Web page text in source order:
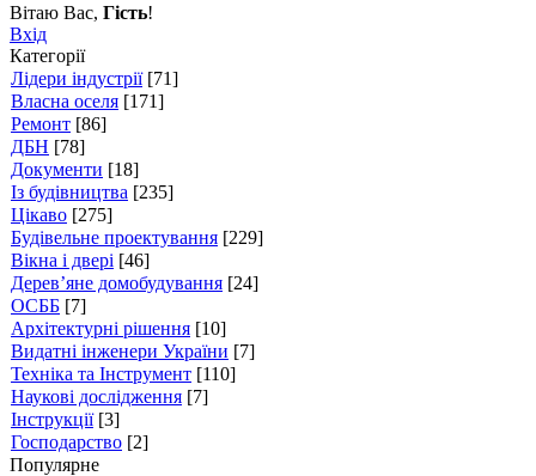
Вітаю Вас, Гість!
Вхід
Категорії
Лідери індустрії [71]
Власна оселя [171]
Ремонт [86]
ДБН [78]
Документи [18]
Із будівництва [235]
Цікаво [275]
Будівельне проектування [229]
Вікна і двері [46]
Дерев’яне домобудування [24]
ОСББ [7]
Архітектурні рішення [10]
Видатні інженери України [7]
Техніка та Інструмент [110]
Наукові дослідження [7]
Інструкції [3]
Господарство [2]
Популярне